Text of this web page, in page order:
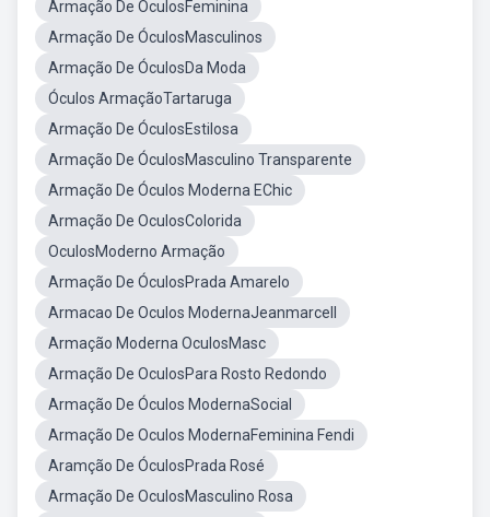
Armação De ÓculosFeminina
Armação De ÓculosMasculinos
Armação De ÓculosDa Moda
Óculos ArmaçãoTartaruga
Armação De ÓculosEstilosa
Armação De ÓculosMasculino Transparente
Armação De Óculos Moderna EChic
Armação De OculosColorida
OculosModerno Armação
Armação De ÓculosPrada Amarelo
Armacao De Oculos ModernaJeanmarcell
Armação Moderna OculosMasc
Armação De OculosPara Rosto Redondo
Armação De Óculos ModernaSocial
Armação De Oculos ModernaFeminina Fendi
Aramção De ÓculosPrada Rosé
Armação De OculosMasculino Rosa